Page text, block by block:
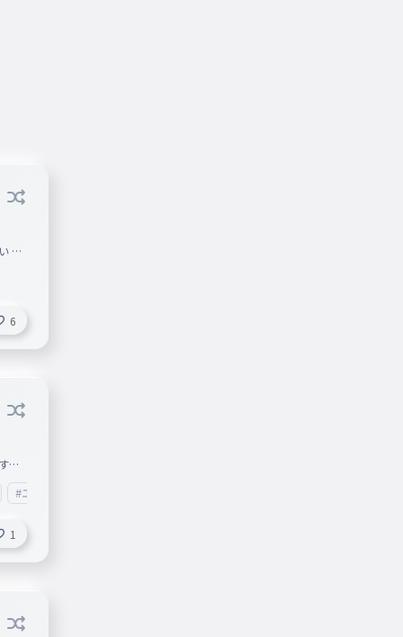
あ
6
よ
た
も
ン
#エンタメ
1